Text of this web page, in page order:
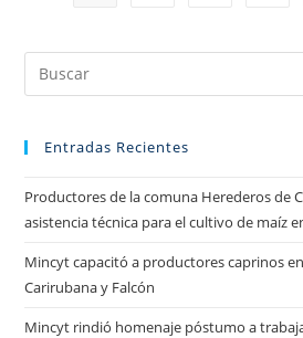
Entradas Recientes
Productores de la comuna Herederos de
asistencia técnica para el cultivo de maíz
Mincyt capacitó a productores caprinos
Carirubana y Falcón
Mincyt rindió homenaje póstumo a